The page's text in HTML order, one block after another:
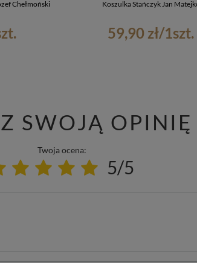
Chełmoński Koszulka Stańczyk Jan
59,90 zł/1szt.
SWOJĄ OPINIĘ
Twoja ocena:
5/5